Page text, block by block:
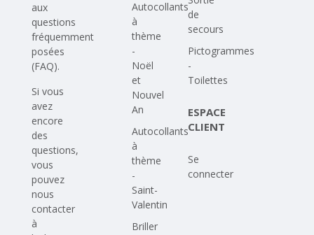
aux
questions
fréquemment
posées
(FAQ).
Si vous
avez
encore
des
questions,
vous
pouvez
nous
contacter
à
Autocollants
à
thème
-
Noël
et
Nouvel
An
Autocollants
à
thème
-
Saint-
Valentin
Briller
de
secours
Pictogrammes
-
Toilettes
ESPACE
CLIENT
Se
connecter